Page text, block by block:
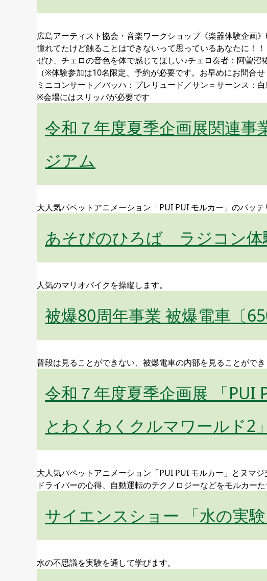
広島アーティスト協会・音楽ワークショップ《楽器体験企画
憧れてたけど触ることはできないって思っているあなたに！！
ぜひ、チェロの音色を体で感じてほしい♪チェロ奏者：阿曽沼
（※体験参加は10名限定、予約が必要です。お早めにお問合せ
ミニコンサート／バッハ：プレリュード／サン＝サーンス：
※会場にはスリッパが必要です
令和７年度夏季企画展関連
ジアム
大人気パペットアニメーション「PUI PUI モルカー」のバッテ
あそびのひろば ラジコン体
人気のマリオバイクを操縦します。
被爆80周年事業 被爆電車〔
普段は見ることができない、被爆電車の内部を見ることができ
令和７年度夏季企画展 「
とわくわくクルマワールド2」
大人気パペットアニメーション「PUI PUI モルカー」とヌマ
ドライバーの心得、自動運転のテクノロジーなどをモルカー
サイエンスショー 「水の実験
水の不思議を実験を通して学びます。